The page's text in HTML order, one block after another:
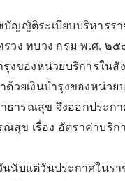
ญญัติระเบียบบริหาร
ง ทบวง กรม พ.ศ. ๒๕
รุงของหน่วยบริการใน
ด้วยเงินบํารุงของหน่ว
ารณสุข จึงออกประกา
ณสุข เรื่อง อัตราค่าบริ
นับแต่วันประกาศในรา